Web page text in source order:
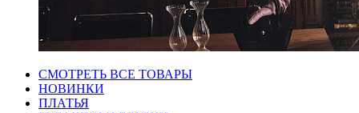
СМОТРЕТЬ ВСЕ ТОВАРЫ
НОВИНКИ
ПЛАТЬЯ